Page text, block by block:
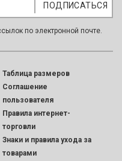
по электронной почте.
Таблица размеров
Соглашение
пользователя
Правила интернет-
торговли
Знаки и правила ухода за
товарами